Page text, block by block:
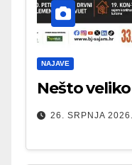
NAJAVE
Nešto
26. SRPNJA 2026.